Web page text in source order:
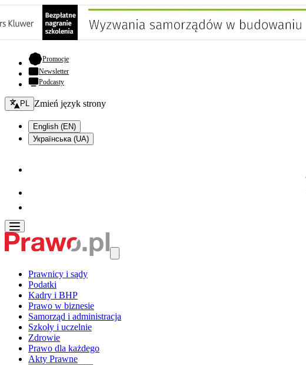
Promocje- otwiera się w nowej karcie
Newsletter
Podcasty
Zmień język - bieżący:
PL Zmień język strony
English (EN)
Українська (UA)
Prawnicy i sądy
Podatki
Kadry i BHP
Prawo w biznesie
Samorząd i administracja
Szkoły i uczelnie
Zdrowie
Prawo dla każdego
Akty Prawne